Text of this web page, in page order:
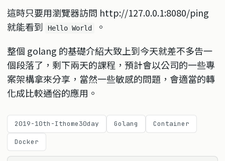
這時只要用瀏覽器訪問 http://127.0.0.1:8080/ping
就能看到
Hello World
。
整個 golang 的基礎介紹大致上到今天就差不多告一
個段落了，剩下兩天的課程，預計會以公司的一些專
案架構拿來分享，當然一些敏感的問題，會適當的轉
化成比較通俗的應用。
2019-10th-Ithome30day Golang Container
Docker